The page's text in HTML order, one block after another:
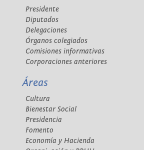
Presidente
Diputados
Delegaciones
Órganos colegiados
Comisiones informativas
Corporaciones anteriores
Áreas
Cultura
Bienestar Social
Presidencia
Fomento
Economía y Hacienda